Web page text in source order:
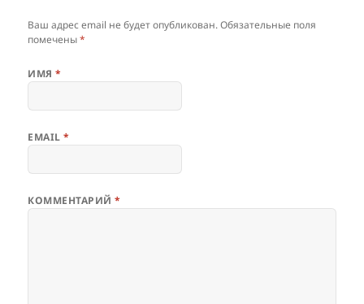
Ваш адрес email не будет опубликован. Обязательные поля
помечены*
ИМЯ*
EMAIL*
КОММЕНТАРИЙ*